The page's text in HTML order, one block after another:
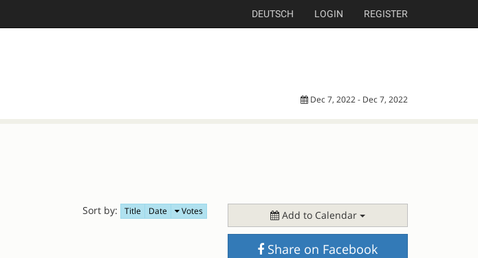
DEUTSCH LOGIN REGISTER
Dec 7, 2022 - Dec 7, 2022
Sort by: Title Date Votes Add to Calendar
Share on Facebook